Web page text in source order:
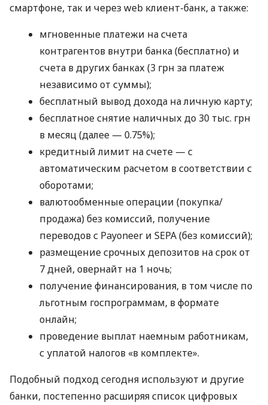
смартфоне, так и через web клиент-банк, а также:
мгновенные платежи на счета
контрагентов внутри банка (бесплатно) и
счета в других банках (3 грн за платеж
независимо от суммы);
бесплатный вывод дохода на личную карту;
бесплатное снятие наличных до 30 тыс. грн
в месяц (далее — 0.75%);
кредитный лимит на счете — с
автоматическим расчетом в соответствии с
оборотами;
валютообменные операции (покупка/
продажа) без комиссий, получение
переводов с Payoneer и SEPA (без комиссий);
размещение срочных депозитов на срок от
7 дней, овернайт на 1 ночь;
получение финансирования, в том числе по
льготным госпрограммам, в формате
онлайн;
проведение выплат наемным работникам,
с уплатой налогов «в комплекте».
Подобный подход сегодня используют и другие
банки, постепенно расширяя список цифровых